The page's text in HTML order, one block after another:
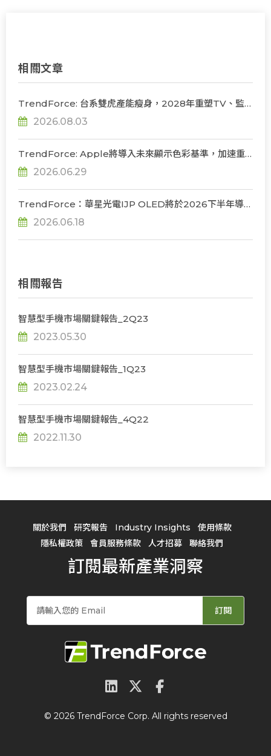
相關文章
TrendForce: 台系雙虎產能瘦身，2028年重塑TV、監
視器、筆電三大面板供需版圖
2026.08.03
TrendForce: Apple將導入未來顯示色彩基準，加速重
構OLED發光材料體系
2026.06.29
TrendForce：華星光電IJP OLED將於2026下半年導入
品牌監視器及筆電產品，韓系主導格局迎來挑戰
2026.06.18
相關報告
智慧型手機市場關鍵報告_2Q23
2023.05.30
智慧型手機市場關鍵報告_1Q23
2023.02.24
智慧型手機市場關鍵報告_4Q22
2022.11.30
關於我們 研究報告 Industry Insights
使用條款
隱私權政策
會員服務條款 人才招募 聯絡我們
訂閱最新產業洞察
訂閱
© 2026 TrendForce Corp. All rights reserved